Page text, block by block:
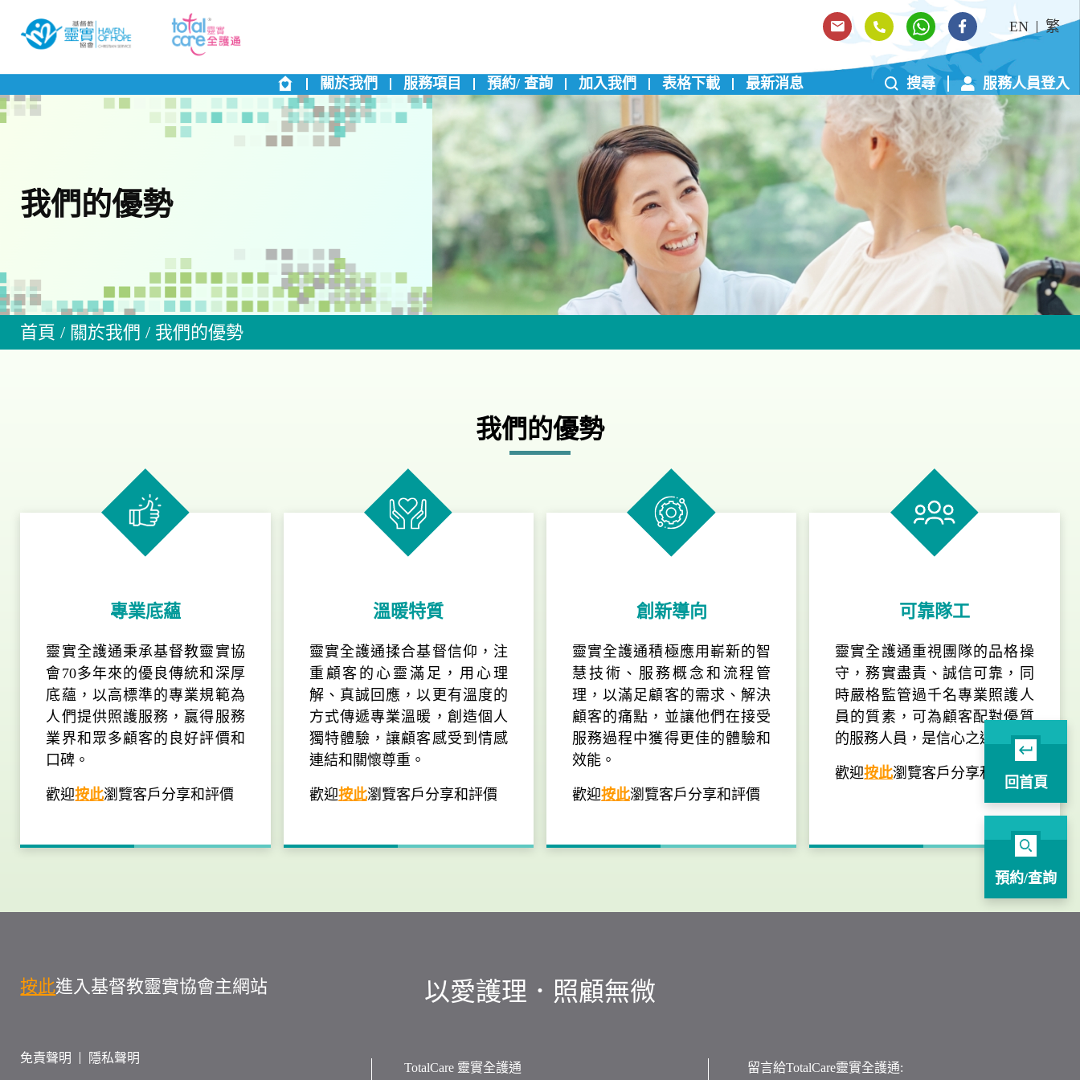
EN 繁
關於我們 服務項目 預約/ 查詢 加入我們 表格下載 最新消息 搜尋 服務人員登入
我們的優勢
首頁 / 關於我們 / 我們的優勢
我們的優勢
專業底蘊
靈實全護通秉承基督教靈實協
會70多年來的優良傳統和深厚
底蘊，以高標準的專業規範為
人們提供照護服務，嬴得服務
業界和眾多顧客的良好評價和
口碑。
歡迎按此瀏覽客戶分享和評價
溫暖特質
靈實全護通揉合基督信仰，注
重顧客的心靈滿足，用心理
解、真誠回應，以更有溫度的
方式傳遞專業溫暖，創造個人
獨特體驗，讓顧客感受到情感
連結和關懷尊重。
歡迎按此瀏覽客戶分享和評價
創新導向
靈實全護通積極應用嶄新的智
慧技術、服務概念和流程管
理，以滿足顧客的需求、解決
顧客的痛點，並讓他們在接受
服務過程中獲得更佳的體驗和
效能。
歡迎按此瀏覽客戶分享和評價
可靠隊工
靈實全護通重視團隊的品格操
守，務實盡責、誠信可靠，同
時嚴格監管過千名專業照護人
員的質素，可為顧客配對優質
的服務人員，是信心之選。
歡迎按此瀏覽客戶分享和評價
回首頁
預約/查詢
按此進入基督教靈實協會主網站
免責聲明 隱私聲明
以愛護理．照顧無微
TotalCare 靈實全護通 留言給TotalCare靈實全護通: